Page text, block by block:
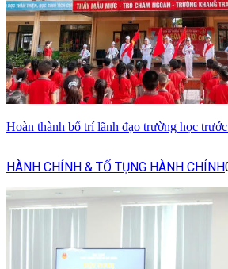
Hoàn thành bố trí lãnh đạo trường học
HÀNH CHÍNH & TỐ TỤNG HÀNH CHÍNH